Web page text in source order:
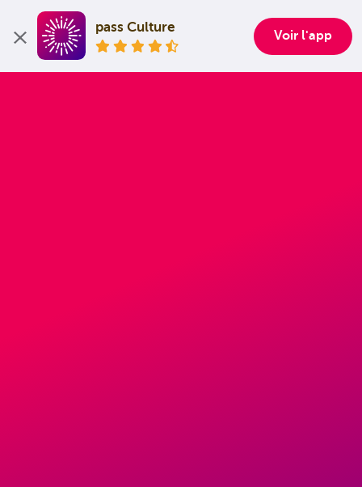
pass Culture
Voir l'app